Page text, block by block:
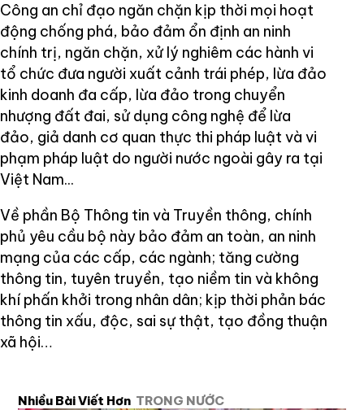
Công an chỉ đạo ngăn chặn kịp thời mọi hoạt
động chống phá, bảo đảm ổn định an ninh
chính trị, ngăn chặn, xử lý nghiêm các hành vi
tổ chức đưa người xuất cảnh trái phép, lừa đảo
kinh doanh đa cấp, lừa đảo trong chuyển
nhượng đất đai, sử dụng công nghệ để lừa
đảo, giả danh cơ quan thực thi pháp luật và vi
phạm pháp luật do người nước ngoài gây ra tại
Việt Nam...
Về phần Bộ Thông tin và Truyền thông, chính
phủ yêu cầu bộ này bảo đảm an toàn, an ninh
mạng của các cấp, các ngành; tăng cường
thông tin, tuyên truyền, tạo niềm tin và không
khí phấn khởi trong nhân dân; kịp thời phản bác
thông tin xấu, độc, sai sự thật, tạo đồng thuận
xã hội…
Nhiều Bài Viết Hơn TRONG NƯỚC